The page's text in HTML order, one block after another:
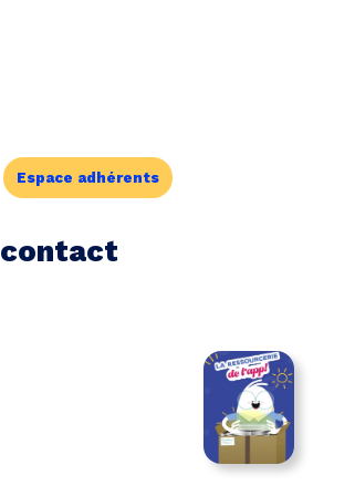
Espace adhérents
contact